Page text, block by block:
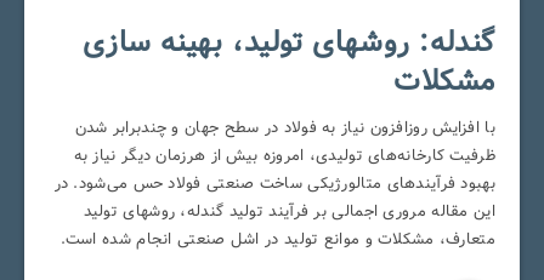
گندله: روشهای تولید، بهینه سازی
مشکلات
با افزایش روزافزون نیاز به فولاد در سطح جهان و چندبرابر شدن
ظرفیت کارخانه‌های تولیدی، امروزه بیش از هرزمان دیگر نیاز به
بهبود فرآیندهای متالورژیکی ساخت صنعتی فولاد حس می‌شود. در
این مقاله مروری اجمالی بر فرآیند تولید گندله، روشهای تولید
متعارف، مشکلات و موانع تولید در اشل صنعتی انجام شده است.